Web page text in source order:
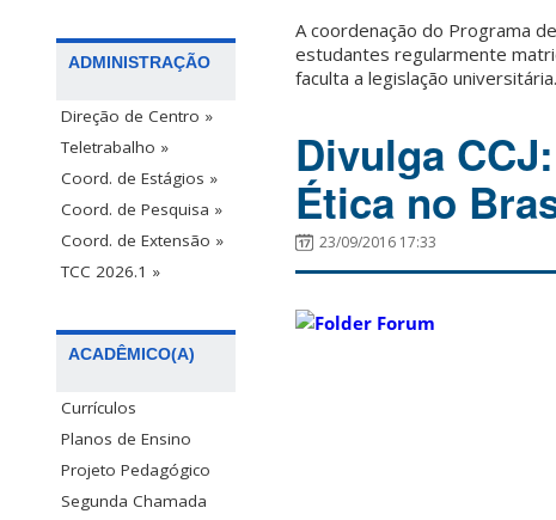
ADMINISTRAÇÃO
Direção de Centro »
Teletrabalho »
Coord. de Estágios »
Coord. de Pesquisa »
Coord. de Extensão »
TCC 2026.1 »
ACADÊMICO(A)
Currículos
Planos de Ensino
Projeto Pedagógico
Segunda Chamada
A coordenação do Programa
estudantes regularmente
faculta a legislação universitária.
Divulga
Ética no
23/09/2016 17:33